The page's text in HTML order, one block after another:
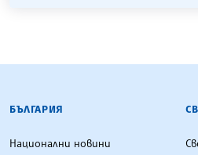
БЪЛГАРСКА
БЪЛГАРИЯ
Национални новини